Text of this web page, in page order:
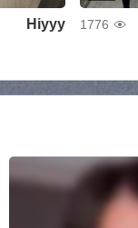
1776
Hiyyy